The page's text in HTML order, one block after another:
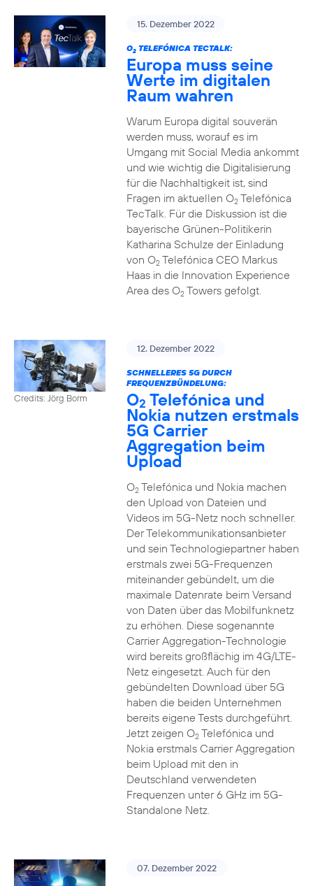
15. Dezember 2022
O2TELEFÓNICA TECTALK:
Europa muss seine
Werte im digitalen
Raum wahren
Warum Europa digital souverän
werden muss, worauf es im
Umgang mit Social Media ankommt
und wie wichtig die Digitalisierung
für die Nachhaltigkeit ist, sind
Fragen im aktuellen O2Telefónica
TecTalk. Für die Diskussion ist die
bayerische Grünen-Politikerin
Katharina Schulze der Einladung
von O2Telefónica CEO Markus
Haas in die Innovation Experience
Area des O2Towers gefolgt.
Credits: Jörg Borm
12. Dezember 2022
SCHNELLERES 5G DURCH
FREQUENZBÜNDELUNG:
O2 Telefónica und
Nokia nutzen erstmals
5G Carrier
Aggregation beim
Upload
O2Telefónica und Nokia machen
den Upload von Dateien und
Videos im 5G-Netz noch schneller.
Der Telekommunikationsanbieter
und sein Technologiepartner haben
erstmals zwei 5G-Frequenzen
miteinander gebündelt, um die
maximale Datenrate beim Versand
von Daten über das Mobilfunknetz
zu erhöhen. Diese sogenannte
Carrier Aggregation-Technologie
wird bereits großflächig im 4G/LTE-
Netz eingesetzt. Auch für den
gebündelten Download über 5G
haben die beiden Unternehmen
bereits eigene Tests durchgeführt.
Jetzt zeigen O2Telefónica und
Nokia erstmals Carrier Aggregation
beim Upload mit den in
Deutschland verwendeten
Frequenzen unter 6 GHz im 5G-
Standalone Netz.
07. Dezember 2022